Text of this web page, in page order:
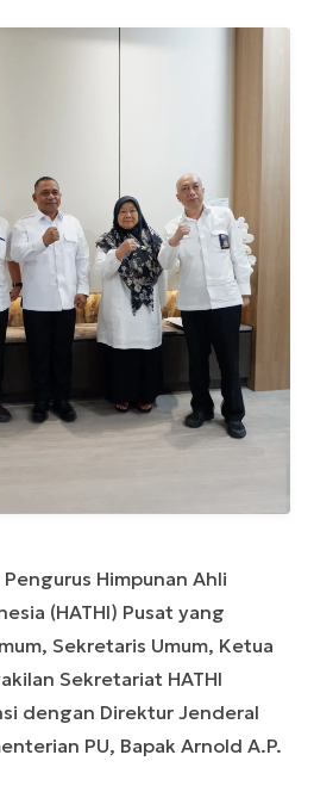
Pengurus Himpunan Ahli
(HATHI) Pusat yang
Sekretaris Umum, Ketua
Sekretariat HATHI
dengan Direktur Jenderal
PU, Bapak Arnold A.P.